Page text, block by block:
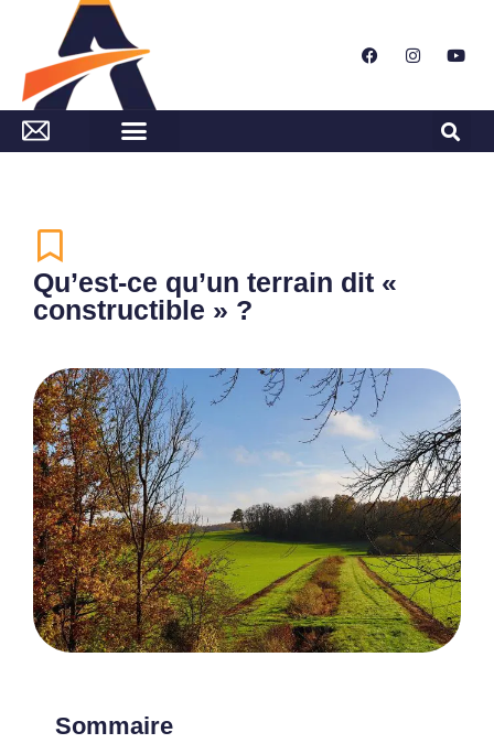
Qu’est-ce qu’un terrain dit «
constructible » ?
Sommaire